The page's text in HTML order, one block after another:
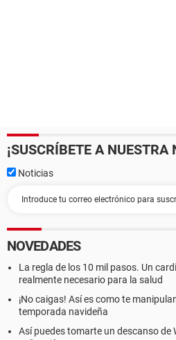
¡SUSCRÍBETE A NUESTRA
Noticias
NOVEDADES
La regla de los 10 mil pasos. Un
realmente necesario para la salud
¡No caigas! Así es como te
temporada navideña
Así puedes tomarte un descanso de